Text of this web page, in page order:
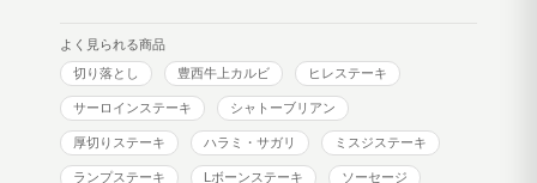
よく見られる商品
切り落とし
豊西牛上カルビ ヒレステーキ
サーロインステーキ シャトーブリアン
厚切りステーキ ハラミ・サガリ ミスジステーキ
ランプステーキ Lボーンステーキ ソーセージ